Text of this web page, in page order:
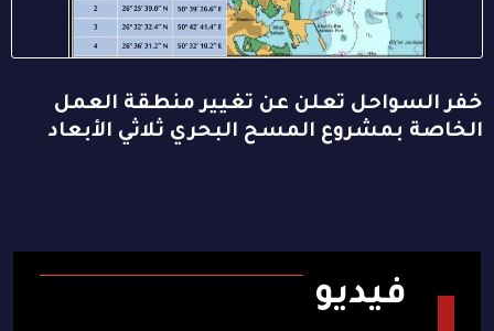
خفر السواحل تعلن عن تغيير منطقة العمل
الخاصة بمشروع المسح البحري ثلاثي الأبعاد
فيديو